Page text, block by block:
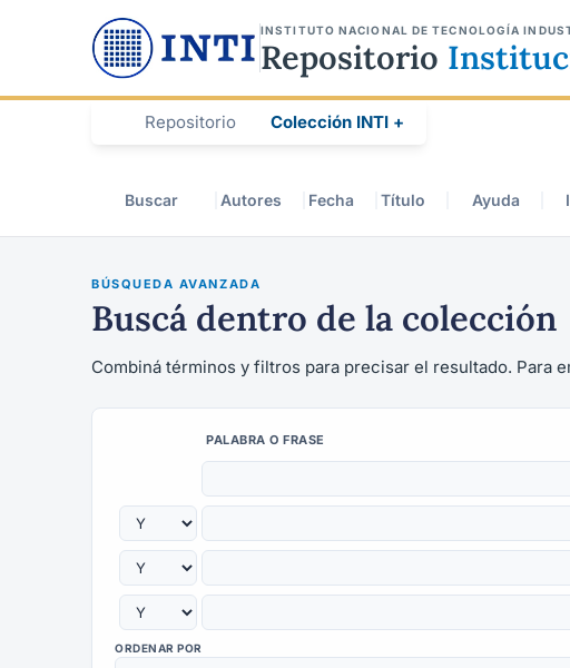
INSTITUTO NACIONAL DE TECNOLOGÍA
Repositorio
Repositorio Colección INTI +
Buscar Autores Fecha Título Ayuda
BÚSQUEDA AVANZADA
Buscá dentro de la colección
Combiná términos y filtros para precisar el resultado. Para
ORDENAR POR
PALABRA O FRASE